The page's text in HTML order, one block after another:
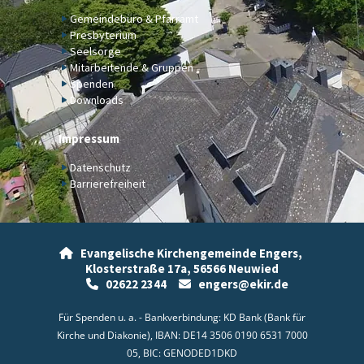
Gemeindebüro & Pfarramt
Presbyterium
Seelsorge
Mitarbeitende & Gruppen
Spenden
Downloads
Impressum
Datenschutz
Barrierefreiheit

Evangelische Kirchengemeinde Engers,
Klosterstraße 17a, 56566 Neuwied
02622 2344 engers@ekir.de
Für Spenden u. a. - Bankverbindung: KD Bank (Bank für
Kirche und Diakonie), IBAN: DE14 3506 0190 6531 7000
05, BIC: GENODED1DKD